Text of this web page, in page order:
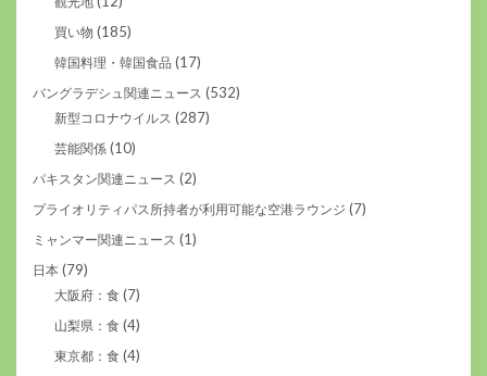
買い物 (185)
韓国料理・韓国食品 (17)
バングラデシュ関連ニュース (532)
新型コロナウイルス (287)
芸能関係 (10)
パキスタン関連ニュース (2)
プライオリティパス所持者が利用可能な空港ラウンジ (7)
ミャンマー関連ニュース (1)
日本 (79)
大阪府：食 (7)
山梨県：食 (4)
東京都：食 (4)